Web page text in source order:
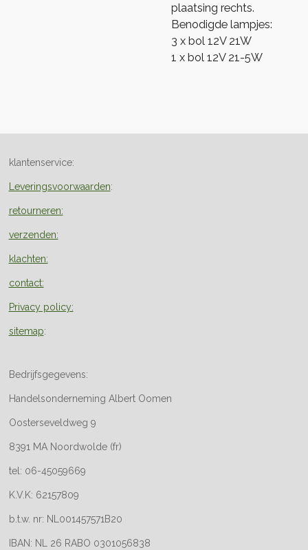
plaatsing rechts.
Benodigde lampjes:
3 x bol 12V 21W
1 x bol 12V 21-5W
klantenservice:
Leveringsvoorwaarden:
retourneren:
verzenden:
klachten:
contact:
Privacy policy:
sitemap:
Bedrijfsgegevens:
Handelsonderneming Albert Oomen
Oosterseveldweg 9
8391 MA Noordwolde (fr)
tel: 06-45059669
K.V.K: 62157809
b.t.w. nr: NL001457571B20
IBAN: NL 26 RABO 0301056838